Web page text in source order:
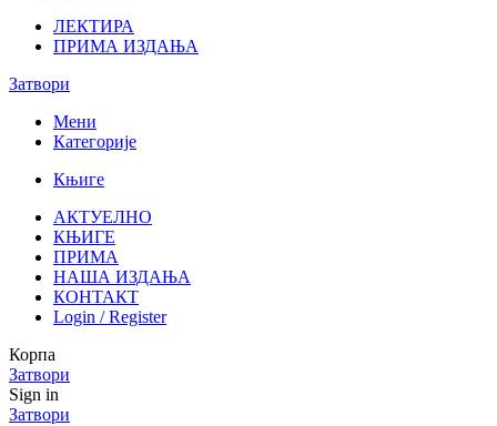
ЛЕКТИРА
ПРИМА ИЗДАЊА
Затвори
Мени
Категорије
Књиге
АКТУЕЛНО
КЊИГЕ
ПРИМА
НАША ИЗДАЊА
КОНТАКТ
Login / Register
Корпа
Затвори
Sign in
Затвори